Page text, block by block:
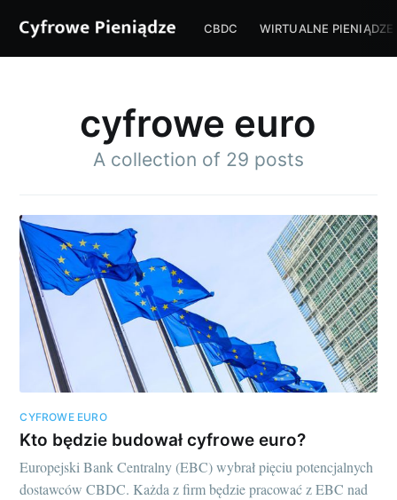
CBDC WIRTUALNE PIENIĄDZE
cyfrowe euro
A collection of 29 posts
CYFROWE EURO
Kto będzie budował cyfrowe euro?
Europejski Bank Centralny (EBC) wybrał pięciu potencjalnych
dostawców CBDC. Każda z firm będzie pracować z EBC nad